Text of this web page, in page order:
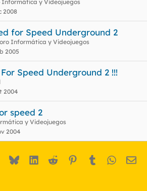
Informática y Videojuegos
2008
for Speed Underground 2
Informática y Videojuegos
2005
Speed Underground 2 !!!
2004
speed 2
y Videojuegos
2004
BlueskyLinkedIn
Reddit Pinterest
Tumblr